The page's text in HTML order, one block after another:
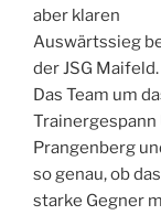
aber klaren
Auswärtssieg
der JSG Maifeld.
Das Team um
Prangenberg
so genau, ob
starke Gegner